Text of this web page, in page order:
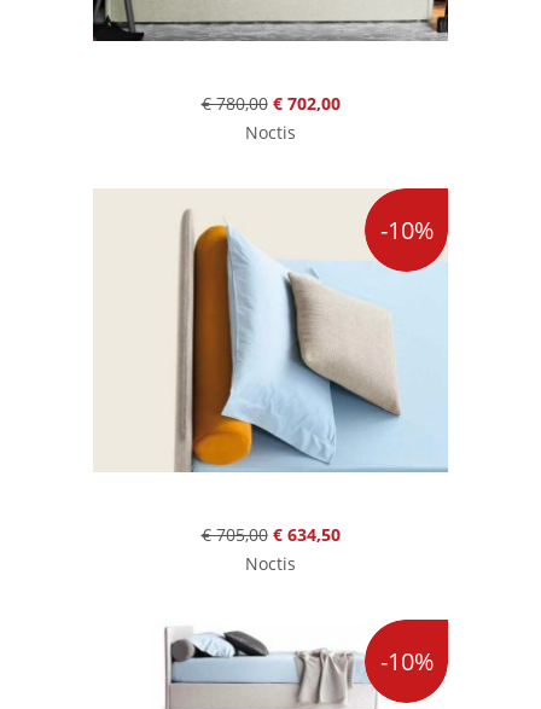
€ 780,00 € 702,00
Noctis
-10%
€ 705,00 € 634,50
Noctis
-10%